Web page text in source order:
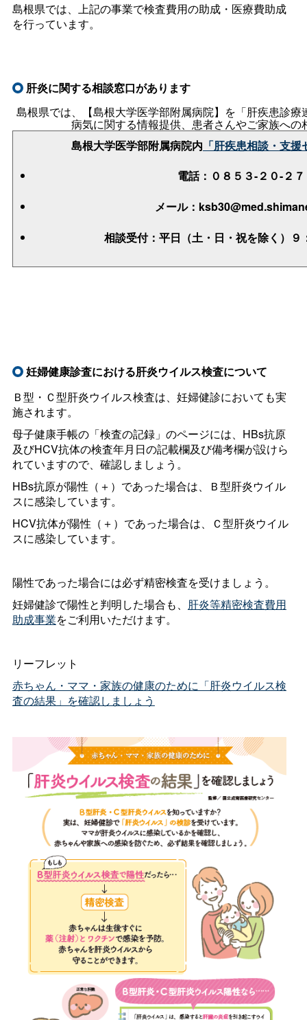
島根県では、上記の事業で検査費用の助成・医療費助成
を行っています。
肝炎に関する相談窓口があります
島根県では、【島根大学医学部附属病院】を「肝疾患診
病気に関する情報提供、患者さんやご家族へ
島根大学医学部附属病院内 「肝疾患相談・支
電話：０８５３-２０-２
メール：
相談受付：平日（土・日・祝を除く）９
妊婦健康診査における肝炎ウイルス検査について
Ｂ型・Ｃ型肝炎ウイルス検査は、妊婦健診においても実
施されます。
母子健康手帳の「検査の記録」のページには、HBs抗原
及びHCV抗体の検査年月日の記載欄及び備考欄が設けら
れていますので、確認しましょう。
HBs抗原が陽性（＋）であった場合は、Ｂ型肝炎ウイル
スに感染しています。
HCV抗体が陽性（＋）であった場合は、Ｃ型肝炎ウイル
スに感染しています。
陽性であった場合には必ず精密検査を受けましょう。
妊婦健診で陽性と判明した場合も、 肝炎等精密検査費用
助成事業をご利用いただけます。
リーフレット
赤ちゃん・ママ・家族の健康のために「肝炎ウイルス検
査の結果」を確認しましょう